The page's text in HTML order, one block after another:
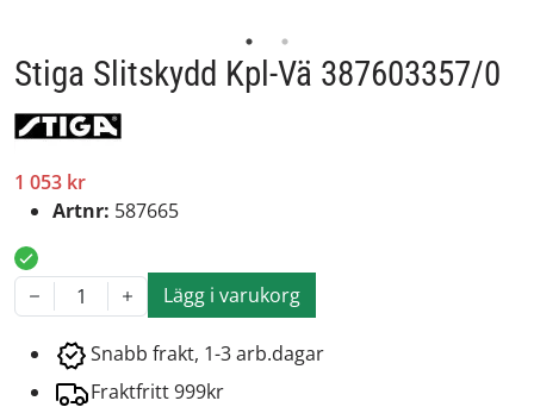
Stiga Slitskydd Kpl-Vä 387603357/0
1 053 kr
Artnr: 587665
1 Lägg i varukorg
Snabb frakt, 1-3 arb.dagar
Fraktfritt 999kr